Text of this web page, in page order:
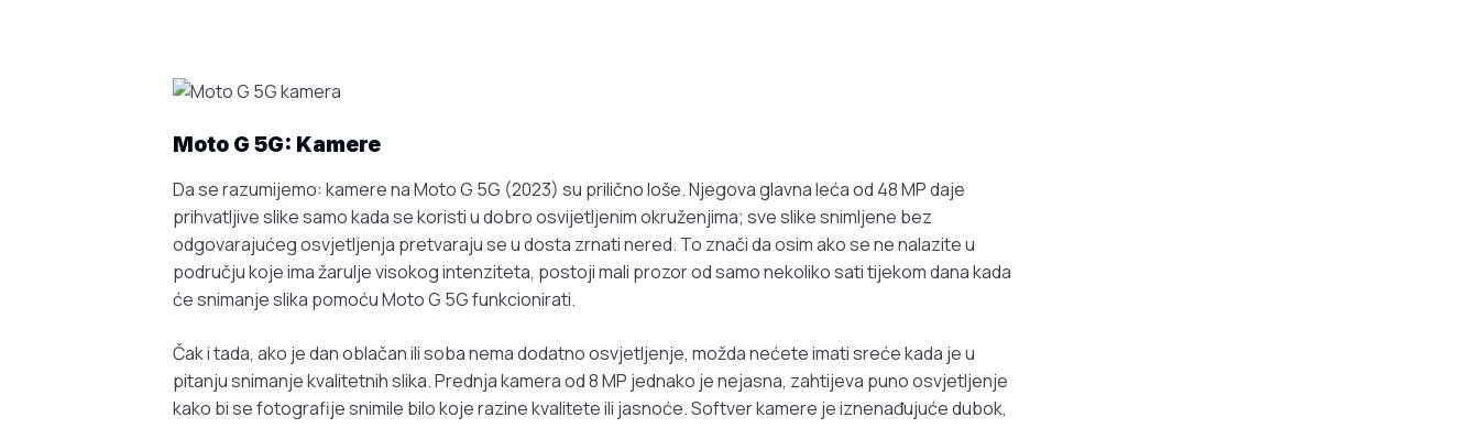
Moto G 5G: Kamere
Da se razumijemo: kamere na Moto G 5G (2023) su prilično loše. Njegova glavna leća od 48 MP daje
prihvatljive slike samo kada se koristi u dobro osvijetljenim okruženjima; sve slike snimljene bez
odgovarajućeg osvjetljenja pretvaraju se u dosta zrnati nered. To znači da osim ako se ne nalazite u
području koje ima žarulje visokog intenziteta, postoji mali prozor od samo nekoliko sati tijekom dana kada
će snimanje slika pomoću Moto G 5G funkcionirati.
Čak i tada, ako je dan oblačan ili soba nema dodatno osvjetljenje, možda nećete imati sreće kada je u
pitanju snimanje kvalitetnih slika. Prednja kamera od 8 MP jednako je nejasna, zahtijeva puno osvjetljenje
kako bi se fotografije snimile bilo koje razine kvalitete ili jasnoće. Softver kamere je iznenađujuće dubok,